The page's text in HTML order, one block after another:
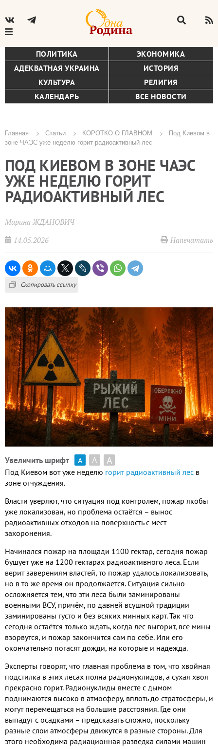
ПОЛИТИКА
ЭКОНОМИКА
АДЕКВАТНАЯ УКРАИНА
ИСТОРИЯ
КУЛЬТУРА
РЕЛИГИЯ
КАЛЕНДАРЬ
ВСЕ НОВОСТИ
Строка
навигации
Главная Статьи КОРОТКО О ГЛАВНОМ
Под Киевом в
зоне ЧАЭС уже неделю горит радиоактивный лес
ПОД КИЕВОМ В ЗОНЕ ЧАЭС
УЖЕ НЕДЕЛЮ ГОРИТ
РАДИОАКТИВНЫЙ ЛЕС
Марина ЖДАНОВИЧ
14.05.2026
Напечатать
Скопировать ссылку
Увеличить шрифт А А А
Под Киевом вот уже неделю горит радиоактивный лес в
зоне отчуждения.
Власти уверяют, что ситуация под контролем, пожар якобы
уже локализован, но проблема остаётся – вынос
радиоактивных отходов на поверхность с мест
захоронения.
Начинался пожар на площади 1100 гектар, сегодня пожар
бушует уже на 1200 гектарах радиоактивного леса. Если
верит заверениям властей, то пожар удалось локализовать,
но в то же время он продолжается. Ситуация сильно
осложняется тем, что эти леса были заминированы
военными ВСУ, причём, по давней всушной традиции
заминированы густо и без всяких минных карт.Так что
сегодня остаётся только ждать, когда лес выгорит, все мины
взорвутся, и пожар закончится сам по себе. Или его
окончательно погасят дожди, на которые и надежда.
Эксперты говорят, что главная проблема в том, что хвойная
подстилка в этих лесах полна радионуклидов, а сухая хвоя
прекрасно горит. Радионуклиды вместе с дымом
поднимаются высоко в атмосферу, вплоть до стратосферы, и
могут перемещаться на большие расстояния. Где они
выпадут с осадками – предсказать сложно, поскольку
разные слои атмосферы движутся в разные стороны. Для
этого необходима радиационная разведка силами машин